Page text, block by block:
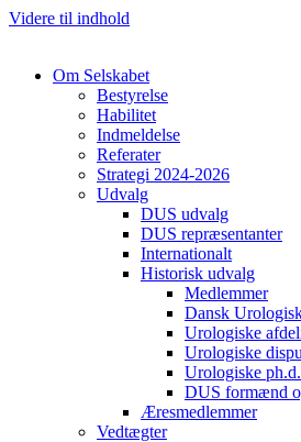
Videre til indhold
Om Selskabet
Bestyrelse
Habilitet
Indmeldelse
Referater
Strategi 2024-2026
Udvalg
DUS udvalg
DUS repræsentanter
Internationalt
Historisk udvalg
Medlemmer
Dansk
Urologiske
Urologiske
Urologiske
DUS formænd
Æresmedlemmer
Vedtægter